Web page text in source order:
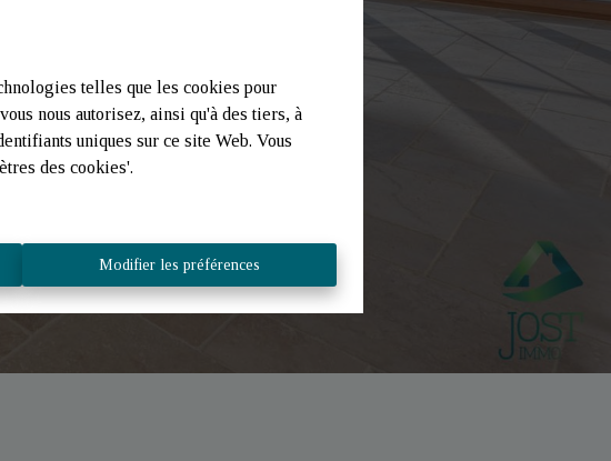
telles que les cookies pour
nous autorisez, ainsi qu'à des tiers, à
uniques sur ce site Web. Vous
des cookies'.
Modifier les préférences